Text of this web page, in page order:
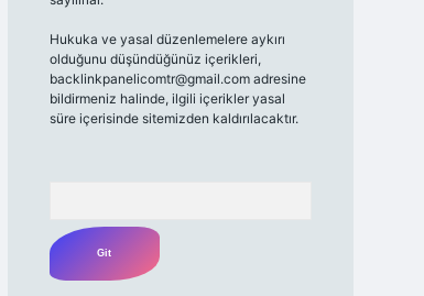
Hukuka ve yasal düzenlemelere aykırı
olduğunu düşündüğünüz içerikleri,
backlinkpanelicomtr@gmail.comadresine
bildirmeniz halinde, ilgili içerikler yasal
süre içerisinde sitemizden kaldırılacaktır.